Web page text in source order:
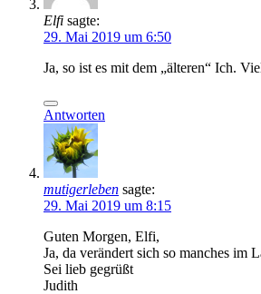
Elfi sagte:
29. Mai 2019 um 6:50
Ja, so ist es mit dem „älteren“ Ich.
Antworten
mutigerleben sagte:
29. Mai 2019 um 8:15
Guten Morgen, Elfi,
Ja, da verändert sich so manches
Sei lieb gegrüßt
Judith